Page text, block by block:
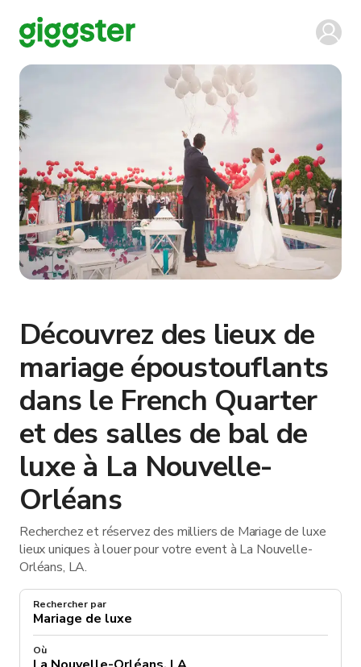
Découvrez des lieux de
mariage époustouflants
dans le French Quarter
et des salles de bal de
luxe à La Nouvelle-
Orléans
Recherchez et réservez des milliers de Mariage de luxe
lieux uniques à louer pour votre event à La Nouvelle-
Orléans, LA.
Rechercher par
Où